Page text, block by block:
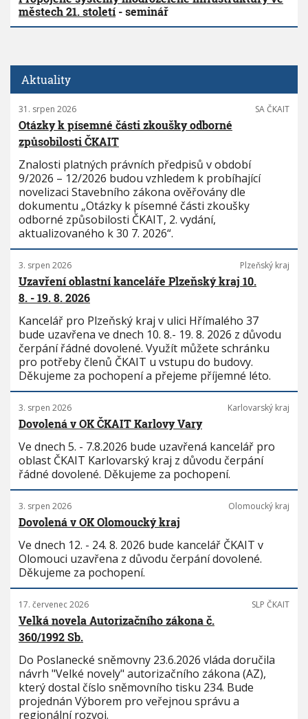
městech 21. století- seminář
Aktuality
31. srpen 2026 SA ČKAIT
Otázky k písemné části zkoušky odborné
způsobilosti ČKAIT
Znalosti platných právních předpisů v období
9/2026 – 12/2026 budou vzhledem k probíhající
novelizaci Stavebního zákona ověřovány dle
dokumentu „Otázky k písemné části zkoušky
odborné způsobilosti ČKAIT, 2. vydání,
aktualizovaného k 30 7. 2026“.
3. srpen 2026 Plzeňský kraj
Uzavření oblastní kanceláře Plzeňský kraj 10.
8. - 19. 8. 2026
Kancelář pro Plzeňský kraj v ulici Hřímalého 37
bude uzavřena ve dnech 10. 8.- 19. 8. 2026 z důvodu
čerpání řádné dovolené. Využít můžete schránku
pro potřeby členů ČKAIT u vstupu do budovy.
Děkujeme za pochopení a přejeme příjemné léto.
3. srpen 2026 Karlovarský kraj
Dovolená v OK ČKAIT Karlovy Vary
Ve dnech 5. - 7.8.2026 bude uzavřená kancelář pro
oblast ČKAIT Karlovarský kraj z důvodu čerpání
řádné dovolené. Děkujeme za pochopení.
3. srpen 2026 Olomoucký kraj
Dovolená v OK Olomoucký kraj
Ve dnech 12. - 24. 8. 2026 bude kancelář ČKAIT v
Olomouci uzavřena z důvodu čerpání dovolené.
Děkujeme za pochopení.
17. červenec 2026 SLP ČKAIT
Velká novela Autorizačního zákona č.
360/1992 Sb.
Do Poslanecké sněmovny 23.6.2026 vláda doručila
návrh "Velké novely" autorizačního zákona (AZ),
který dostal číslo sněmovního tisku 234. Bude
projednán Výborem pro veřejnou správu a
regionální rozvoj.